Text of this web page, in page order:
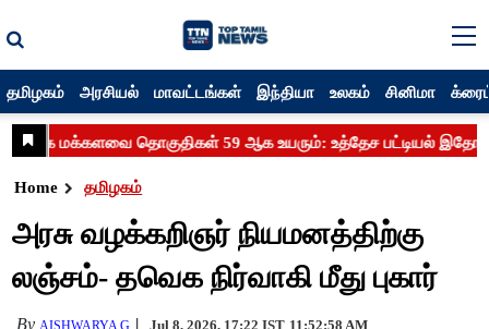
தமிழகம் அரசியல் மாவட்டங்கள் இந்தியா உலகம் சினிமா
Home தமிழகம்
அரசு வழக்கறிஞர் நியமனத்திற்கு
லஞ்சம்- தவெக நிர்வாகி மீது புகார்
By AISHWARYA G Jul 8, 2026, 17:22 IST 11:52:58 AM